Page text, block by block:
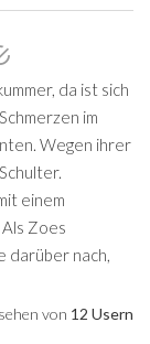
da ist sich
im
Wegen ihrer
einem
Zoes
nach,
von 12 Usern